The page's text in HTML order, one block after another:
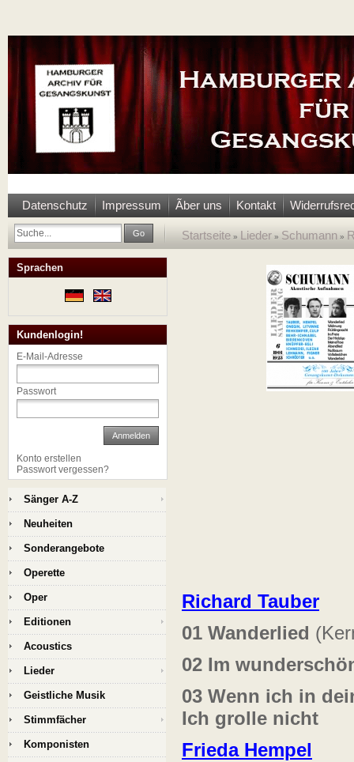
Datenschutz Impressum Ãber uns Kontakt
Go Startseite » Lieder » Schumann »
Richard Tauber
01 Wanderlied
02 Im
03 Wenn ich in
Ich grolle nicht
Frieda Hempel
Sprachen
Kundenlogin!
E-Mail-Adresse
Passwort
Anmelden
Konto erstellen
Passwort vergessen?
Sänger A-Z
Neuheiten
Sonderangebote
Operette
Oper
Editionen
Acoustics
Lieder
Geistliche Musik
Stimmfächer
Komponisten